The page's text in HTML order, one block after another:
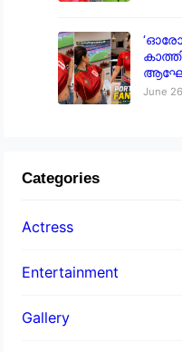
June
Categories
Actress
Entertainment
Gallery